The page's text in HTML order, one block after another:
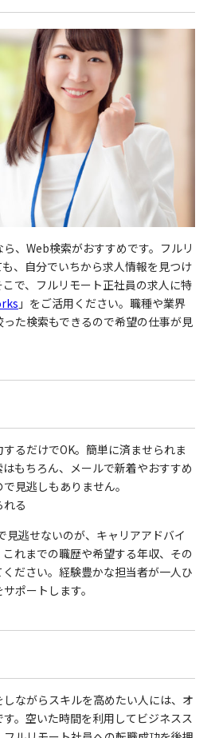
、Web検索がおすすめです。フルリ
、自分でいちから求人情報を見つけ
で、フルリモート正社員の求人に特
」をご活用ください。職種や業界
た検索もできるので希望の仕事が見
るだけでOK。簡単に済ませられま
もちろん、メールで新着やおすすめ
見逃しもありません。
る
見逃せないのが、キャリアアドバイ
れまでの職歴や希望する年収、その
ださい。経験豊かな担当者が一人ひ
ポートします。
ながらスキルを高めたい人には、オ
。空いた時間を利用してビジネスス